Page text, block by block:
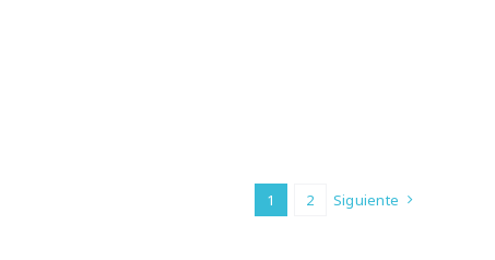
1 2 Siguiente